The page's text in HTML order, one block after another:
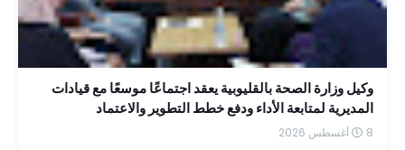
وكيل وزارة الصحة بالقليوبية يعقد اجتماعًا موسعًا مع قيادات
المديرية لمتابعة الأداء ودفع خطط التطوير والاعتماد
8 أغسطس 2026